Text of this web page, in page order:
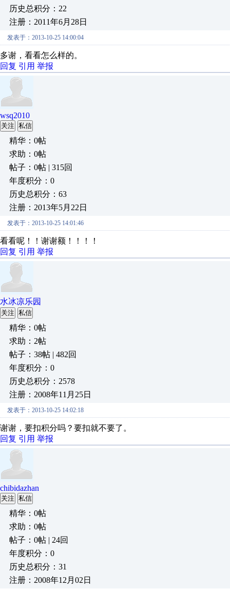
历史总积分：22
注册：2011年6月28日
发表于：2013-10-25 14:00:04
多谢，看看怎么样的。
回复 引用 举报
wsq2010
关注 私信
精华：0帖
求助：0帖
帖子：0帖 | 315回
年度积分：0
历史总积分：63
注册：2013年5月22日
发表于：2013-10-25 14:01:46
看看呢！！谢谢额！！！！
回复 引用 举报
水冰凉乐园
关注 私信
精华：0帖
求助：2帖
帖子：38帖 | 482回
年度积分：0
历史总积分：2578
注册：2008年11月25日
发表于：2013-10-25 14:02:18
谢谢，要扣积分吗？要扣就不要了。
回复 引用 举报
chibidazhan
关注 私信
精华：0帖
求助：0帖
帖子：0帖 | 24回
年度积分：0
历史总积分：31
注册：2008年12月02日